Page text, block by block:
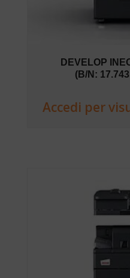
DEVELOP
(B/N:
Accedi per